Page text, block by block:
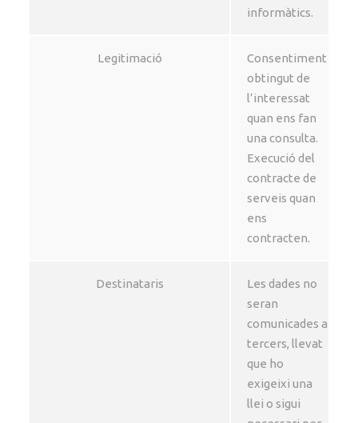
informàtics.
Legitimació
Consentiment
obtingut de
l’interessat
quan ens fan
una consulta.
Execució del
contracte de
serveis quan
ens
contracten.
Destinataris
Les dades no
seran
comunicades a
tercers, llevat
que ho
exigeixi una
llei o sigui